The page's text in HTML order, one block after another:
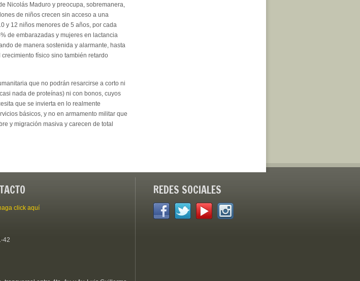
Nicolás Maduro y preocupa, sobremanera,
de niños crecen sin acceso a una
y 12 niños menores de 5 años, por cada
de embarazadas y mujeres en lactancia
de manera sostenida y alarmante, hasta
físico sino también retardo
que no podrán resarcirse a corto ni
nada de proteínas) ni con bonos, cuyos
que se invierta en lo realmente
básicos, y no en armamento militar que
y migración masiva y carecen de total
click aquí
42
REDES SOCIALES